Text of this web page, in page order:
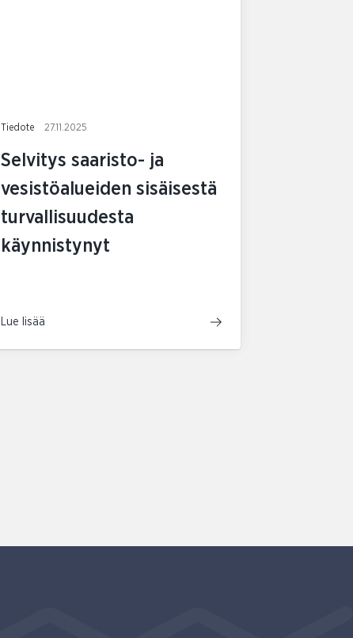
Tiedote 27.11.2025
Selvitys saaristo- ja
vesistöalueiden sisäisestä
turvallisuudesta
käynnistynyt
Lue lisää